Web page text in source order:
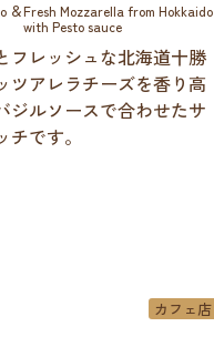
＆Fresh Mozzarella from Hokkaido
with Pesto sauce
フレッシュな北海道十勝
ツアレラチーズを香り高
ジルソースで合わせたサ
チです。
カフェ店